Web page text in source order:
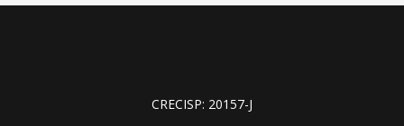
CRECISP: 20157-J